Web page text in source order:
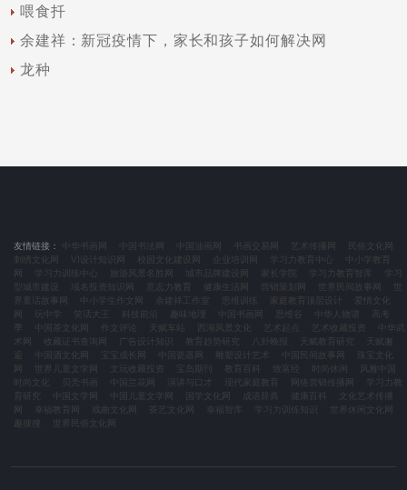
喂食扦
余建祥：新冠疫情下，家长和孩子如何解决网
龙种
友情链接： 中华书画网 中国书法网 中国油画网 书画交易网 艺术传播网
民俗文化网
刺绣文化网
VI设计知识网 校园文化建设网 企业培训网 学习力教育中心
中小学教育
网
学习力训练中心 旅游风景名胜网 城市品牌建设网 家长学院 学习力教育智库
学习
型城市建设
域名投资知识网 意志力教育 健康生活网 营销策划网 世界民间故事网
世
界童话故事网
中小学生作文网 余建祥工作室 思维训练 家庭教育顶层设计
爱情文化
网
玩中学 笑话大王 科技前沿 趣味地理 中国书画网 思维谷 中华人物谱
高考
季
中国茶文化网 作文评论 天赋车站 西湖风景文化 艺术起点 艺术收藏投资
中华武
术网
收藏证书查询网 广告设计知识 教育趋势研究 八卦晚报 天赋教育研究
天赋邂
中国酒文化网 宝宝成长网 中国瓷器网 雕塑设计艺术 中国民间故事网
珠宝文化
网
世界儿童文学网 文玩收藏投资 宝岛期刊 教育百科 致富经 时尚休闲
风雅中国
时尚文化
贝壳书画 中国兰花网 演讲与口才 现代家庭教育 网络营销传播网
学习力教
育研究
中国文学网 中国儿童文学网 国学文化网 成语辞典 健康百科
文化艺术传播
网
幸福教育网 戏曲文化网 茶艺文化网 幸福智库 学习力训练知识
世界休闲文化网
趣搜搜
世界民俗文化网